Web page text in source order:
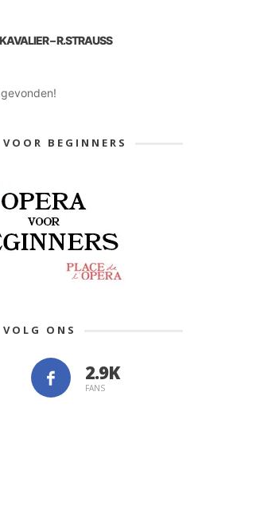
– R.STRAUSS
BEGINNERS
VOLG ONS
FANS